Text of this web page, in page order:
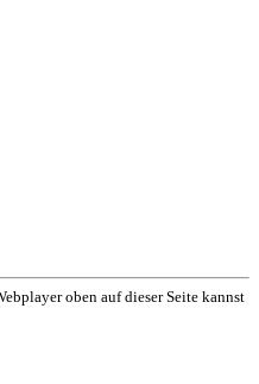
oben auf dieser Seite kannst